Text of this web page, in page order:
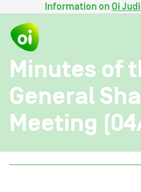
Information onOi
Minutes of
General
Meeting